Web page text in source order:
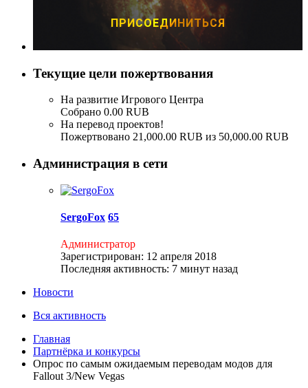
Текущие цели пожертвования
На развитие Игрового Центра
Собрано 0.00 RUB
На перевод проектов!
Пожертвовано 21,000.00 RUB из 50,000.00 RUB
Администрация в сети
SergoFox 65
Администратор
Зарегистрирован: 12 апреля 2018
Последняя активность: 7 минут назад
Новости
Вся активность
Главная
Партнёрка и конкурсы
Опрос по самым ожидаемым переводам модов для
Fallout 3/New Vegas